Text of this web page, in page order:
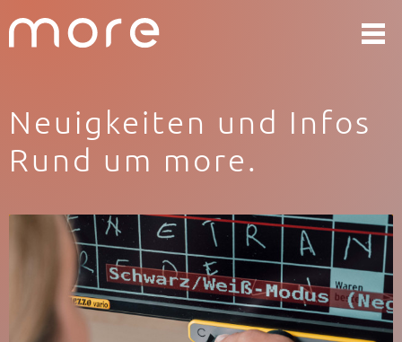
Neuigkeiten und Infos
Rund um more.